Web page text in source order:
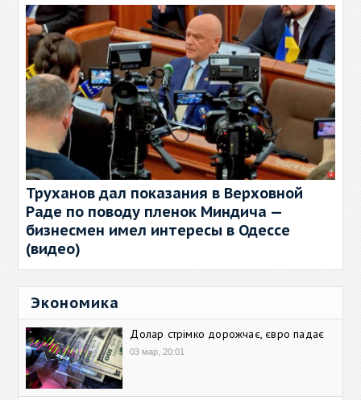
Труханов дал показания в Верховной
Раде по поводу пленок Миндича —
бизнесмен имел интересы в Одессе
(видео)
Экономика
Долар стрімко дорожчає, євро падає
03 мар, 20:01